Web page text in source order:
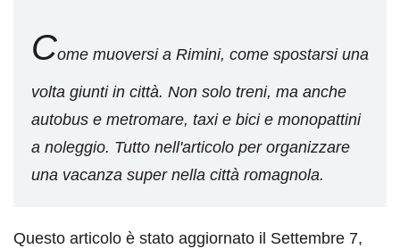
Come muoversi a Rimini, come spostarsi una
volta giunti in città. Non solo treni, ma anche
autobus e metromare, taxi e bici e monopattini
a noleggio. Tutto nell'articolo per organizzare
una vacanza super nella città romagnola.
Questo articolo è stato aggiornato il Settembre 7,